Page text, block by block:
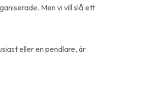
Men vi vill slå ett
eller en pendlare, är